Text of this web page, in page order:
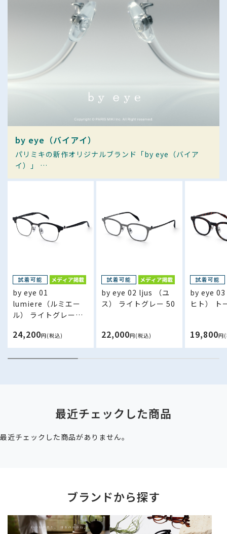
by eye（バイアイ）
パリミキの新作オリジナルブランド「by eye（バイア
イ）」
"光"をテーマとした11モデルが登場。
by eye 01
lumiere（ルミエー
ル） ライトグレー／
24,200円(税込)
by eye 02 ljus （ユ
ス） ライトグレー 50
22,000円(税込)
by eye
ヒト） ト
19,800円
最近チェックした商品
最近チェックした商品がありません。
ブランドから探す